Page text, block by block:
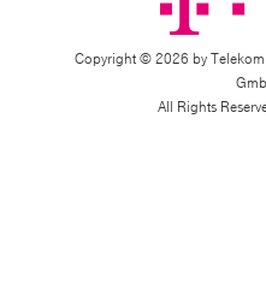
Copyright © 2026 by
All Rights